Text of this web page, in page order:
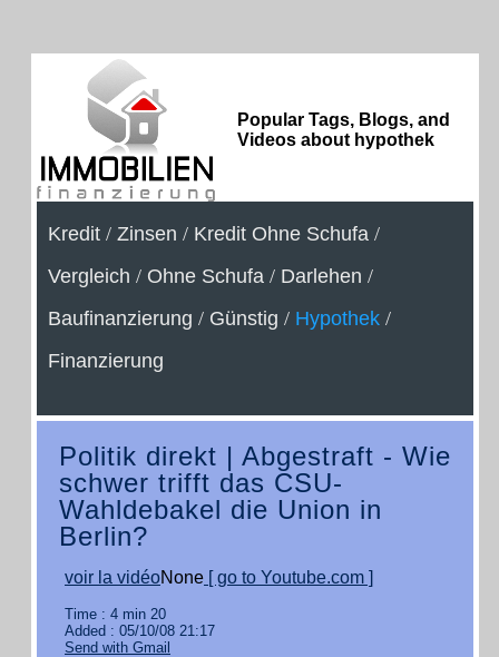
Popular Tags, Blogs, and
Videos about hypothek
Kredit / Zinsen / Kredit Ohne Schufa /
Vergleich / Ohne Schufa / Darlehen /
Baufinanzierung / Günstig / Hypothek /
Finanzierung
Politik direkt | Abgestraft - Wie
schwer trifft das CSU-
Wahldebakel die Union in
Berlin?
voir la vidéoNone [ go to Youtube.com ]
Time : 4 min 20
Added : 05/10/08 21:17
Send with Gmail